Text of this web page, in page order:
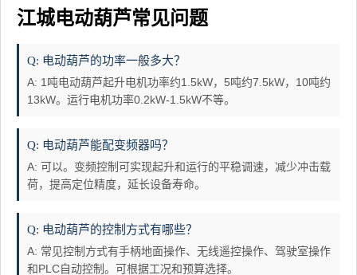
江城电动葫芦常见问题
Q: 电动葫芦的功率一般多大？
A: 1吨电动葫芦起升电机功率约1.5kW，5吨约7.5kW，10吨约
13kW。运行电机功率0.2kW-1.5kW不等。
Q: 电动葫芦能配变频器吗？
A: 可以。变频控制可实现起升和运行的平稳调速，减少冲击载
荷，提高定位精度，延长设备寿命。
Q: 电动葫芦的控制方式有哪些？
A: 常见控制方式有手柄地面操作、无线遥控操作、驾驶室操作
和PLC自动控制。可根据工况和预算选择。